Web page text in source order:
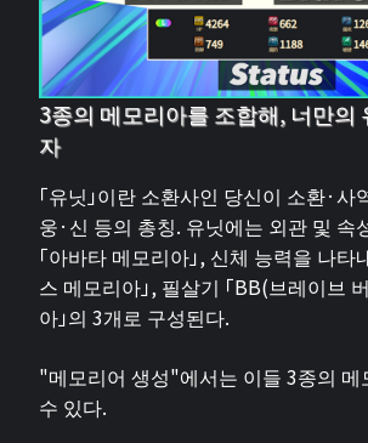
3종의 메모리아를 조합해, 너만의
자
「유닛」이란 소환사인 당신이 소환·사
웅·신 등의 총칭. 유닛에는 외관 및 속
「아바타 메모리아」, 신체 능력을 나타
스 메모리아」, 필살기 「BB(브레이브
아」의 3개로 구성된다.
"메모리어 생성"에서는 이들 3종의 메
수 있다.